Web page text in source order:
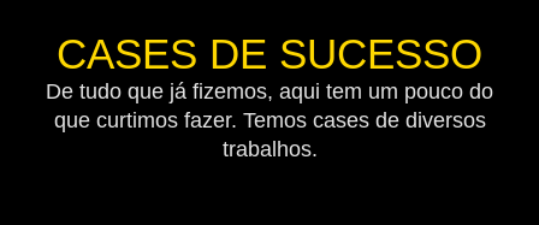
CASES DE SUCESSO
De tudo que já fizemos, aqui tem um pouco do
que curtimos fazer. Temos cases de diversos
trabalhos.